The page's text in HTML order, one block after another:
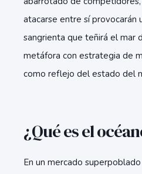
atacarse entre sí provocarán
sangrienta que teñirá el mar
metáfora con estrategia de
como reflejo del estado del
¿Qué es el
En un mercado